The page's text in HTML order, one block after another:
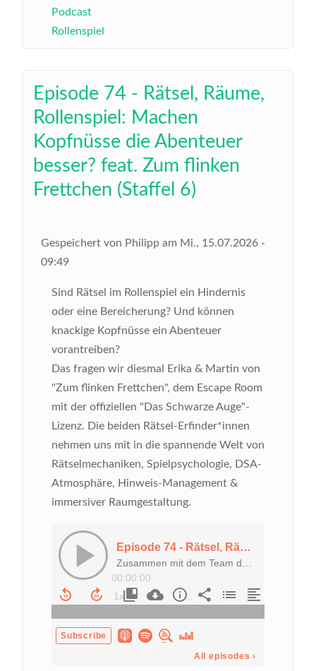
Podcast
Rollenspiel
Episode 74 - Rätsel, Räume,
Rollenspiel: Machen
Kopfnüsse die Abenteuer
besser? feat. Zum flinken
Frettchen (Staffel 6)
Gespeichert von Philipp am Mi., 15.07.2026 -
09:49
Sind Rätsel im Rollenspiel ein Hindernis
oder eine Bereicherung? Und können
knackige Kopfnüsse ein Abenteuer
vorantreiben?
Das fragen wir diesmal Erika & Martin von
"Zum flinken Frettchen", dem Escape Room
mit der offiziellen "Das Schwarze Auge"-
Lizenz. Die beiden Rätsel-Erfinder*innen
nehmen uns mit in die spannende Welt von
Rätselmechaniken, Spielpsychologie, DSA-
Atmosphäre, Hinweis-Management &
immersiver Raumgestaltung.